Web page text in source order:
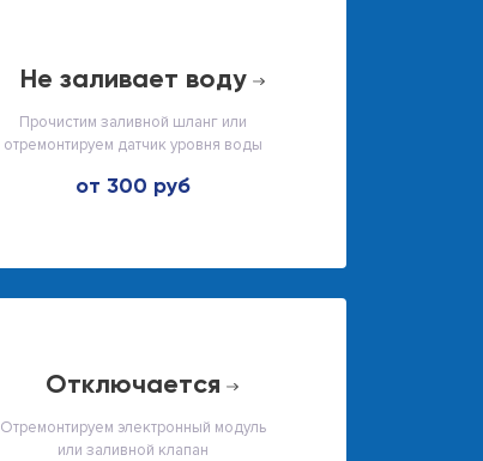
не заливает воду
Прочистим заливной шланг или
отремонтируем датчик уровня воды
от 300 руб
отключается
Отремонтируем электронный модуль
или заливной клапан